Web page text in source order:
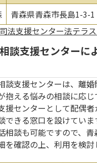
青森県青森市長島1-3-
法支援センター法テラス
談支援センターに
談支援センターは、離
抱える悩みの相談に応
援センターとして配偶
できる窓口を設けていま
相談も可能ですので、
を確認の上、利用を検討